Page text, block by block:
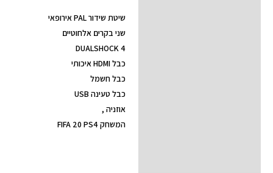
שיטת שידור PAL אירופאי
שני בקרים אלחוטיים
DUALSHOCK 4
כבל HDMI איכותי
כבל חשמל
כבל טעינה USB
אוזניה ,
המשחק FIFA 20 PS4